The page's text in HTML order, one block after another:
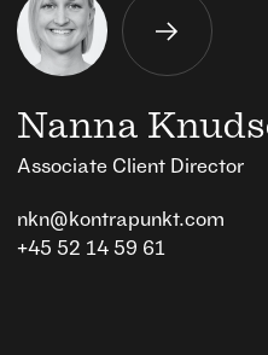
Nanna
Associate Client Director
nkn@kontrapunkt.com
+45 52 14 59 61